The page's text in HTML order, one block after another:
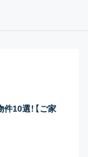
10選！【ご家